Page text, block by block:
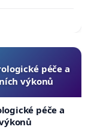
péče a
výkonů
péče a